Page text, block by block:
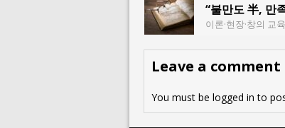
“불만도 半, 만
이론·현장·창의 교
Leave a comment
You must be logged in to